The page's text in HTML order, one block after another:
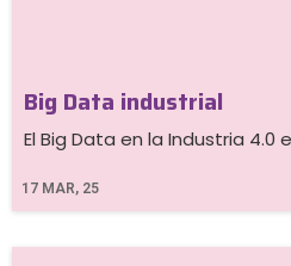
Big Data industrial
17 MAR, 25
El Big Data en la Industria 4.0